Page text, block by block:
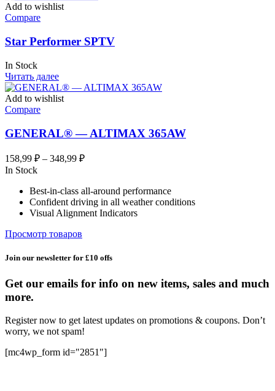
Add to wishlist
Compare
Star Performer SPTV
In Stock
Читать далее
Add to wishlist
Compare
GENERAL® — ALTIMAX 365AW
158,99 ₽ – 348,99 ₽Диапазон
–
348,99 ₽
In Stock
Best-in-class all-around performance
Confident driving in all weather conditions
Visual Alignment Indicators
Просмотр товаров
Join our newsletter for £10 offs
Get our emails for info on new items, sales and much
more.
Register now to get latest updates on promotions & coupons. Don’t
worry, we not spam!
[mc4wp_form id="2851"]